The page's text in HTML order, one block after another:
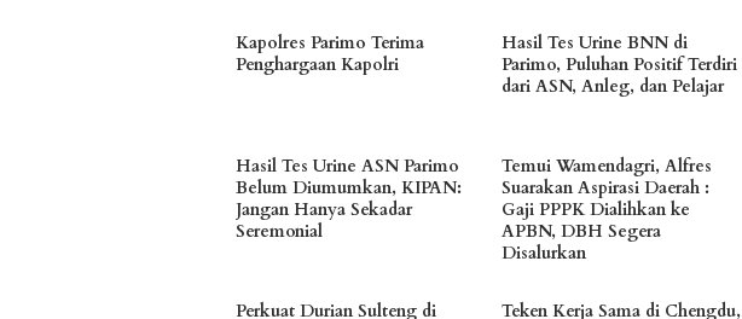
Kapolres Parimo Terima
Penghargaan Kapolri
Hasil Tes Urine BNN di
Parimo, Puluhan Positif Terdiri
dari ASN, Anleg, dan Pelajar
Hasil Tes Urine ASN Parimo
Belum Diumumkan, KIPAN:
Jangan Hanya Sekadar
Seremonial
Temui Wamendagri, Alfres
Suarakan Aspirasi Daerah :
Gaji PPPK Dialihkan ke
APBN, DBH Segera
Disalurkan
Perkuat Durian Sulteng di Teken Kerja Sama di Chengdu,